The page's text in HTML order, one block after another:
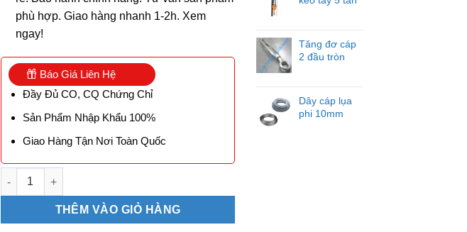
phù hợp. Giao hàng nhanh 1-2h. Xem
ngay!
Báo Giá Liên Hệ
Đầy Đủ CO, CQ Chứng Chỉ
Sản Phẩm Nhập Khẩu 100%
Giao Hàng Tận Nơi Toàn Quốc
Pa lăng xích kéo tay kyoto 3 tấn 3M số lượng
THÊM VÀO GIỎ HÀNG
Tăng đơ cáp
2 đầu tròn
Dây cáp lụa
phi 10mm